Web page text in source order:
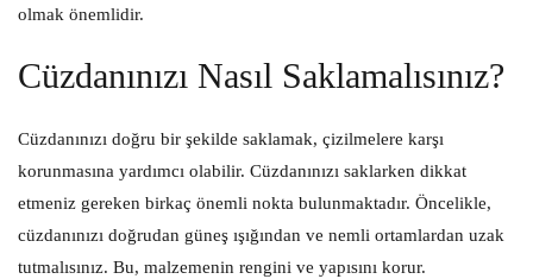
olmak önemlidir.
Cüzdanınızı Nasıl Saklamalısınız?
Cüzdanınızı doğru bir şekilde saklamak, çizilmelere karşı
korunmasına yardımcı olabilir. Cüzdanınızı saklarken dikkat
etmeniz gereken birkaç önemli nokta bulunmaktadır. Öncelikle,
cüzdanınızı doğrudan güneş ışığından ve nemli ortamlardan uzak
tutmalısınız. Bu, malzemenin rengini ve yapısını korur.